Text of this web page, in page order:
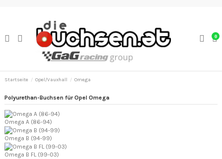
0
Startseite Opel/Vauxhall Omega
Polyurethan-Buchsen für Opel Omega
Omega A (86-94)
Omega B (94-99)
Omega B FL (99-03)